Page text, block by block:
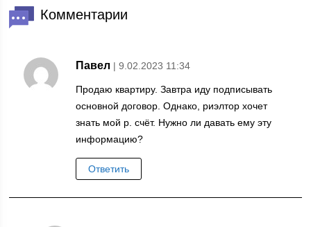
Комментарии
Павел | 9.02.2023 11:34
Продаю квартиру. Завтра иду подписывать
основной договор. Однако, риэлтор хочет
знать мой р. счёт. Нужно ли давать ему эту
информацию?
Ответить